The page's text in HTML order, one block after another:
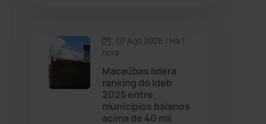
Érico Cardoso
Esportes
07 Ago 2026 / Há 1
hora
Macaúbas lidera
ranking do Ideb
2025 entre
municípios baianos
acima de 40 mil